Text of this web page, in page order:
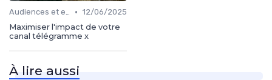
Audiences et engagement • 12/06/2025
Maximiser l'impact de votre
canal télégramme x
À lire aussi